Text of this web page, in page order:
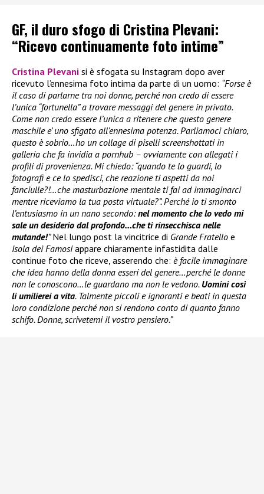
GF, il duro sfogo di Cristina Plevani:
“Ricevo continuamente foto intime”
Cristina Plevani si è sfogata su Instagram dopo aver
ricevuto l’ennesima foto intima da parte di un uomo: “Forse è
il caso di parlarne tra noi donne, perché non credo di essere
l’unica “fortunella” a trovare messaggi del genere in privato.
Come non credo essere l’unica a ritenere che questo genere
maschile e’ uno sfigato all’ennesima potenza. Parliamoci chiaro,
questo è sobrio…ho un collage di piselli screenshottati in
galleria che fa invidia a pornhub – ovviamente con allegati i
profili di provenienza. Mi chiedo: “quando te lo guardi, lo
fotografi e ce lo spedisci, che reazione ti aspetti da noi
fanciulle?!…che masturbazione mentale ti fai ad immaginarci
mentre riceviamo la tua posta virtuale?”. Perché io ti smonto
l’entusiasmo in un nano secondo:nel momento che lo vedo mi
sale un desiderio dal profondo…che ti rinsecchisca nelle
mutande!”Nel lungo post la vincitrice di Grande Fratello e
Isola dei Famosiappare chiaramente infastidita dalle
continue foto che riceve, asserendo che: è facile immaginare
che idea hanno della donna esseri del genere…perché le donne
non le conoscono…le guardano ma non le vedono. Uomini così
li umilierei a vita. Talmente piccoli e ignoranti e beati in questa
loro condizione perché non si rendono conto di quanto fanno
schifo. Donne, scrivetemi il vostro pensiero.”